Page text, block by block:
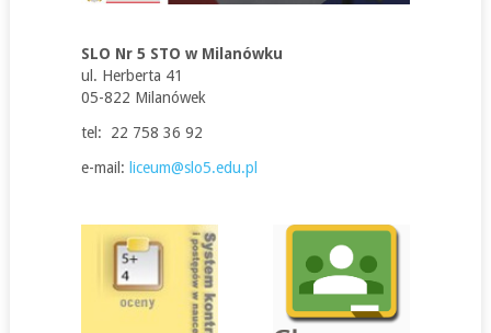
SLO Nr 5 STO w Milanówku
ul. Herberta 41
05-822 Milanówek
tel: 22 758 36 92
e-mail: liceum@slo5.edu.pl